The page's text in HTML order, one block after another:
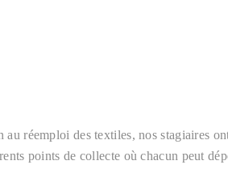
réemploi des textiles, nos stagiaires
points de collecte où chacun peut